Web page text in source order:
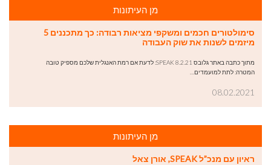
מן העיתונות
סימולטורים חכמים ומשקפי מציאות רבודה: כך מתכננים 5
מיזמים לשנות את שוק העבודה
מתוך כתבה באתר גלובס 8.2.21 SPEAK: לדעת אם רמת האנגלית שלכם מספיק טובה
המטרה: לתת למועמדים…
08.02.2021
מן העיתונות
ראיון עם מנכ”ל SPEAK, אורן צאל